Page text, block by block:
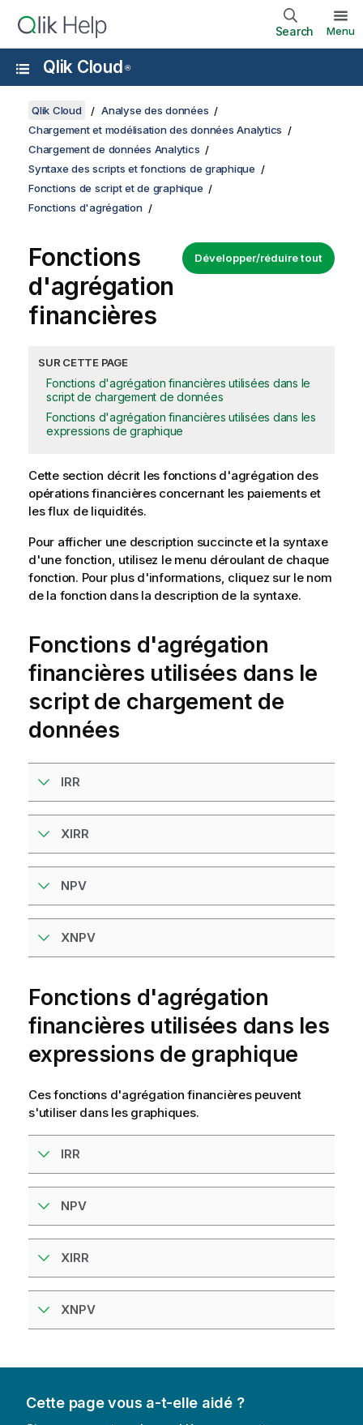
Search Menu
Qlik Cloud ®
Qlik Cloud
Analyse des données
Chargement et modélisation des données Analytics
Chargement de données Analytics
Syntaxe des scripts et fonctions de graphique
Fonctions de script et de graphique
Fonctions d'agrégation
Développer/réduire tout
Fonctions
d'agrégation
financières
SUR CETTE PAGE
Fonctions d'agrégation financières utilisées dans le
script de chargement de données
Fonctions d'agrégation financières utilisées dans les
expressions de graphique
Cette section décrit les fonctions d'agrégation des
opérations financières concernant les paiements et
les flux de liquidités.
Pour afficher une description succincte et la syntaxe
d'une fonction, utilisez le menu déroulant de chaque
fonction. Pour plus d'informations, cliquez sur le nom
de la fonction dans la description de la syntaxe.
Fonctions d'agrégation
financières utilisées dans le
script de chargement de
données
IRR
XIRR
NPV
XNPV
Fonctions d'agrégation
financières utilisées dans les
expressions de graphique
Ces fonctions d'agrégation financières peuvent
s'utiliser dans les graphiques.
IRR
NPV
XIRR
XNPV
Cette page vous a-t-elle aidé ?